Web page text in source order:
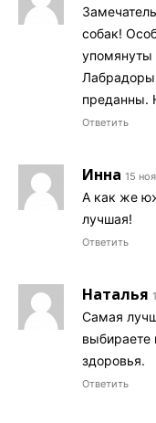
собак!
упомянуты
преданны.
Ответить
Инна 15
А как же
лучшая!
Ответить
Наталья
Самая
выбираете
здоровья.
Ответить